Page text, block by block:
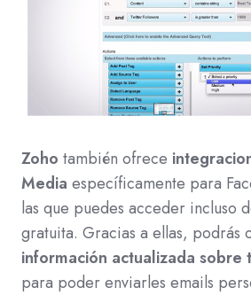
Zoho también ofrece
Media específicamente para
las que puedes acceder incluso
gratuita. Gracias a ellas, podrás
información actualizada sobre
para poder enviarles emails